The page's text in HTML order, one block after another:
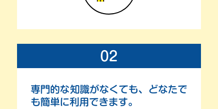
02
専門的な知識がなくても、
どなたで
も簡単に利用できます。